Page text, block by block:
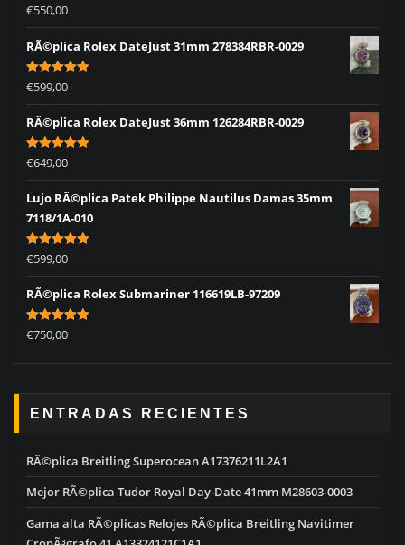
Rated5.00
out of 5
€550,00
RÃ©plica Rolex DateJust 31mm 278384RBR-0029
Rated5.00
out of 5
€599,00
RÃ©plica Rolex DateJust 36mm 126284RBR-0029
Rated5.00
out of 5
€649,00
Lujo RÃ©plica Patek Philippe Nautilus Damas 35mm
7118/1A-010
Rated5.00
out of 5
€599,00
RÃ©plica Rolex Submariner 116619LB-97209
Rated5.00
out of 5
€750,00
ENTRADAS RECIENTES
RÃ©plica Breitling Superocean A17376211L2A1
Mejor RÃ©plica Tudor Royal Day-Date 41mm M28603-0003
Gama alta RÃ©plicas Relojes RÃ©plica Breitling Navitimer